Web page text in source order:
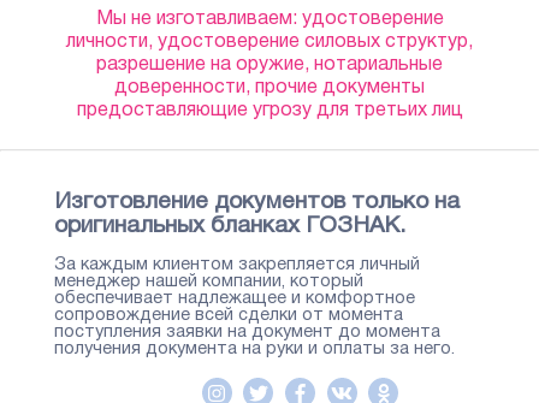
Мы не изготавливаем: удостоверение
личности, удостоверение силовых структур,
разрешение на оружие, нотариальные
доверенности, прочие документы
предоставляющие угрозу для третьих лиц
Изготовление документов только на
оригинальных бланках ГОЗНАК.
За каждым клиентом закрепляется личный
менеджер нашей компании, который
обеспечивает надлежащее и комфортное
сопровождение всей сделки от момента
поступления заявки на документ до момента
получения документа на руки и оплаты за него.